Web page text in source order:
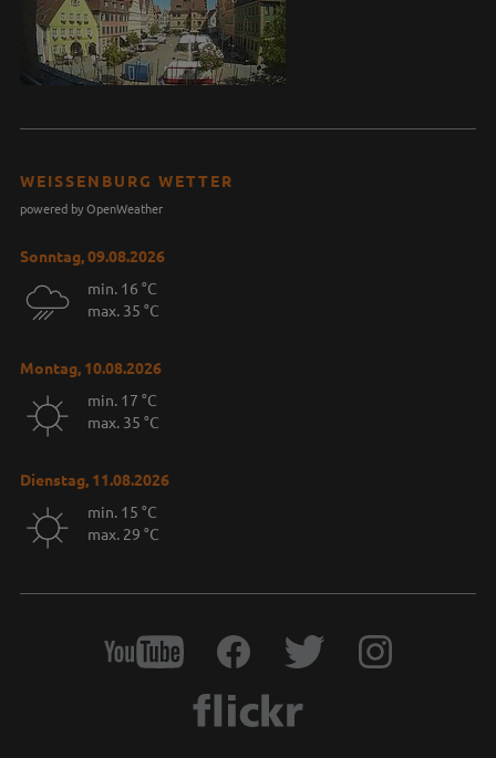
WEISSENBURG WETTER
powered by OpenWeather
Sonntag, 09.08.2026
min. 16 °C
max. 35 °C
Montag, 10.08.2026
min. 17 °C
max. 35 °C
Dienstag, 11.08.2026
min. 15 °C
max. 29 °C